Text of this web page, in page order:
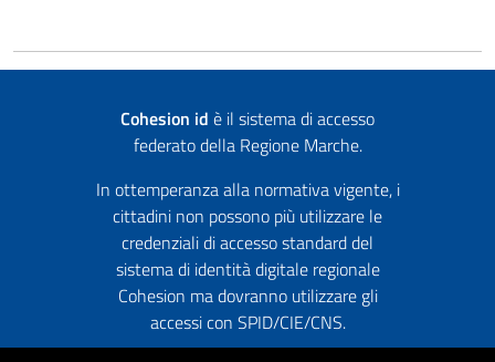
Cohesion id è il sistema di accesso
federato della Regione Marche.
In ottemperanza alla normativa vigente, i
cittadini non possono più utilizzare le
credenziali di accesso standard del
sistema di identità digitale regionale
Cohesion ma dovranno utilizzare gli
accessi con SPID/CIE/CNS.